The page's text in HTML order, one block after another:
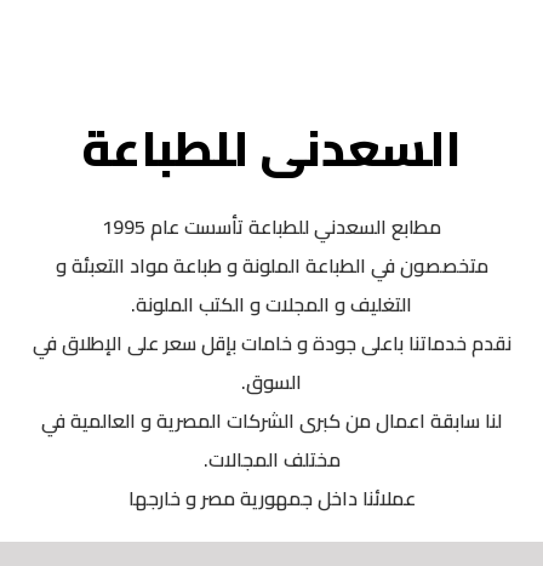
السعدنى للطباعة
مطابع السعدني للطباعة تأسست عام 1995
متخصصون في الطباعة الملونة و طباعة مواد التعبئة و
التغليف و المجلات و الكتب الملونة.
نقدم خدماتنا باعلى جودة و خامات بإقل سعر على الإطلاق في
السوق.
لنا سابقة اعمال من كبرى الشركات المصرية و العالمية في
مختلف المجالات.
عملائنا داخل جمهورية مصر و خارجها